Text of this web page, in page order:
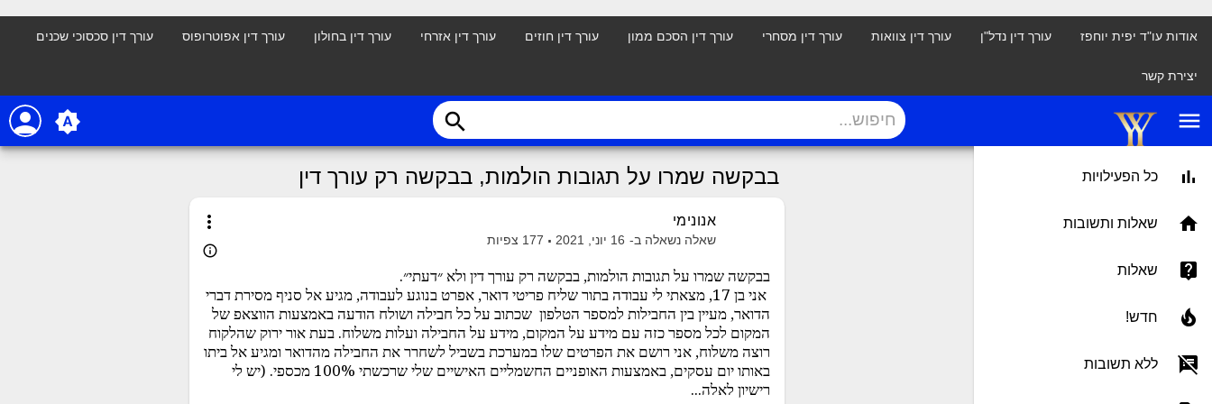
אודות עו"ד יפית יוחפז עורך דין נדל"ן עורך דין צוואות עורך דין מסחרי עורך דין הסכם ממון עורך דין חוזים עורך דין אזרחי עורך דין בחולון עורך דין אפוטרופוס עורך דין סכסוכי שכנים
יצירת קשר
menu
person search
brightness_auto
כל הפעילויות
שאלות ותשובות
שאלות
חדש!
ללא תשובות
בבקשה שמרו על תגובות הולמות, בבקשה רק עורך דין
more_vert אנונימי
שאלה נשאלה ב- 16 יוני, 2021 177 צפיות
info_outline
בבקשה שמרו על תגובות הולמות, בבקשה רק עורך דין ולא ״דעתי״.
אני בן 17, מצאתי לי עבודה בתור שליח פריטי דואר, אפרט בנוגע לעבודה, מגיע אל סניף מסירת דברי
הדואר, מעיין בין החבילות למספר הטלפון שכתוב על כל חבילה ושולח הודעה באמצעות הווצאפ של
המקום לכל מספר כזה עם מידע על המקום, מידע על החבילה ועלות משלוח. בעת אור ירוק שהלקוח
רוצה משלוח, אני רושם את הפרטים שלו במערכת בשביל לשחרר את החבילה מהדואר ומגיע אל ביתו
באותו יום עסקים, באמצעות האופניים החשמליים האישיים שלי שרכשתי 100% מכספי. (יש לי
רישיון לאלה...